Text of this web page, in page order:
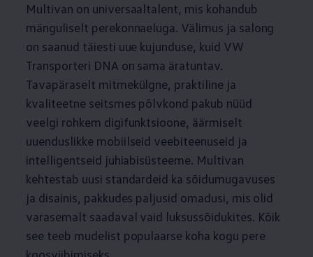
Multivan on universaaltalent, mis kohandub
mänguliselt perekonnaeluga. Välimus ja salong
on saanud täiesti uue kujunduse, kuid VW
Transporteri DNA on sama äratuntav.
Tavapäraselt mitmekülgne, praktiline ja
kvaliteetne seitsmes põlvkond pakub nüüd
veelgi rohkem digifunktsioone, äärmiselt
uuenduslikke mobiilseid veebiteenuseid ja
intelligentseid juhiabisüsteeme. Multivan
kehtestab uusi standardeid ka sõidumugavuses
ja disainis, pakkudes paljusid omadusi, mis olid
varasemalt saadaval vaid luksussõidukites. Kõik
see teeb mudelist populaarse koha kogu pere